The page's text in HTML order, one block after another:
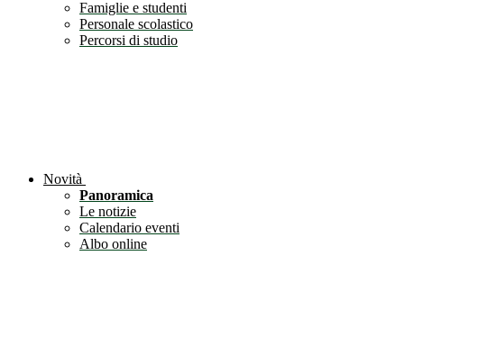
Famiglie e studenti
Personale scolastico
Percorsi di studio
Novità
Panoramica
Le notizie
Calendario eventi
Albo online